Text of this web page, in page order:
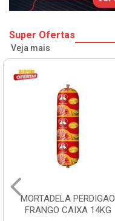
Super Ofertas
Veja mais
MORTADELA PERDIGAO
FRANGO CAIXA 14KG